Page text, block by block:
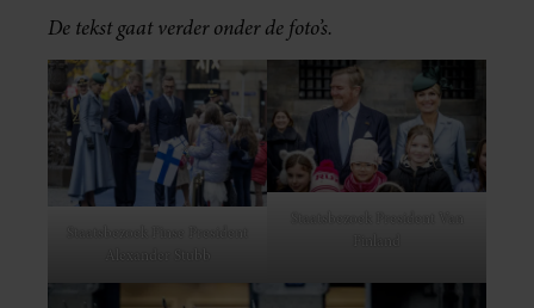
De tekst gaat verder onder de foto’s.
Alexander Stubb